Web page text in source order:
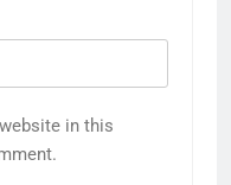
in this